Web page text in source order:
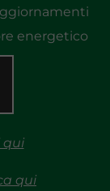
energetico
qui
qui